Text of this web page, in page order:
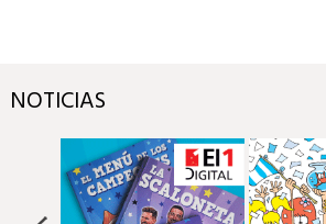
NOTICIAS